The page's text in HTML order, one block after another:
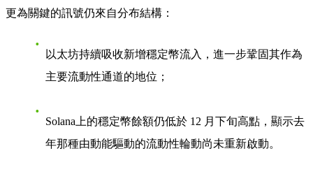
更為關鍵的訊號仍來自分布結構 ：
以太坊持續吸收新增穩定幣流入，進一步鞏固其作為
主要流動性通道的地位；
Solana 上的穩定幣餘額仍低於 12 月下旬高點，顯示去
年那種由動能驅動的流動性輪動尚未重新啟動。